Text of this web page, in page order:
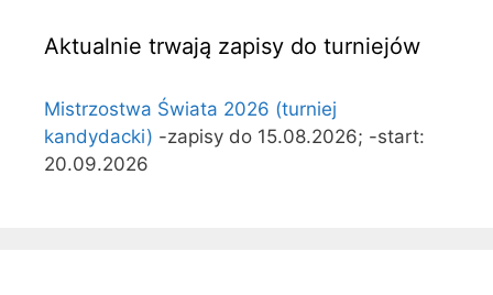
Aktualnie trwają zapisy do turniejów
Mistrzostwa Świata 2026 (turniej
kandydacki) -zapisy do 15.08.2026; -start:
20.09.2026